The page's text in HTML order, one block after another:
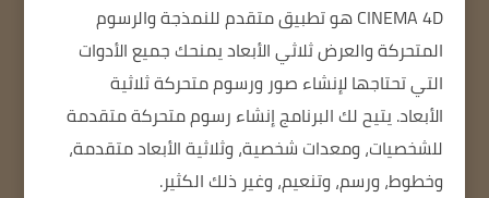
CINEMA 4Dهو تطبيق متقدم للنمذجة والرسوم
المتحركة والعرض ثلاثي الأبعاد يمنحك جميع الأدوات
التي تحتاجها لإنشاء صور ورسوم متحركة ثلاثية
الأبعاد.يتيح لك البرنامج إنشاء رسوم متحركة متقدمة
للشخصيات، ومعدات شخصية، وثلاثية الأبعاد متقدمة،
وخطوط، ورسم، وتنعيم، وغير ذلك الكثير.